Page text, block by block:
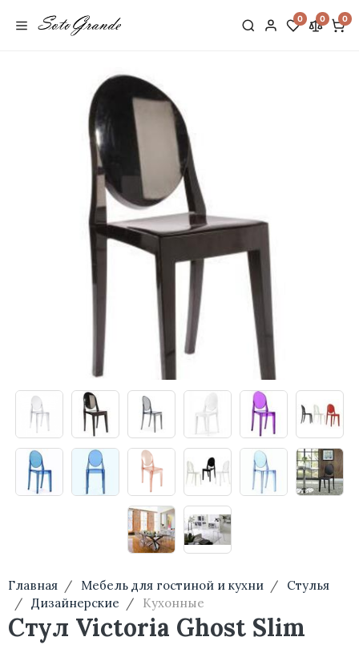
0 0 0
Главная Мебель для гостиной и кухни
Стулья
Дизайнерские
Кухонные
Стул Victoria Ghost Slim